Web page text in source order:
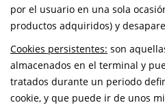
por el usuario en una sola
productos adquiridos) y
Cookies persistentes: son
almacenados en el terminal y
tratados durante un periodo
cookie, y que puede ir de unos